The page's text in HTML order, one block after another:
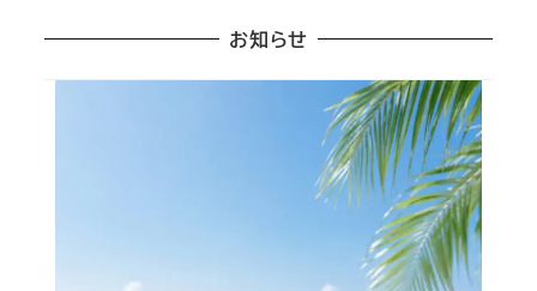
お知らせ